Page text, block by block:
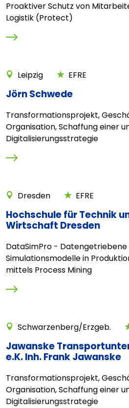
Proaktiver Schutz von
Logistik (Protect)
Leipzig EFRE
Jörn Schwede
Transformationsprojekt,
Organisation, Schaffung einer
Digitalisierungsstrategie
Dresden EFRE
Hochschule für Technik
Wirtschaft Dresden
DataSimPro - Datengetriebene
Simulationsmodelle in
mittels Process Mining
Schwarzenberg/Erzgeb.
Jawanske
e.K. Inh. Frank Jawanske
Transformationsprojekt,
Organisation, Schaffung einer
Digitalisierungsstrategie